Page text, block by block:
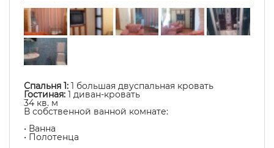
Спальня 1: 1 большая двуспальная кровать
Гостиная: 1 диван-кровать
34 кв. м
В собственной ванной комнате:
• Ванна
• Полотенца